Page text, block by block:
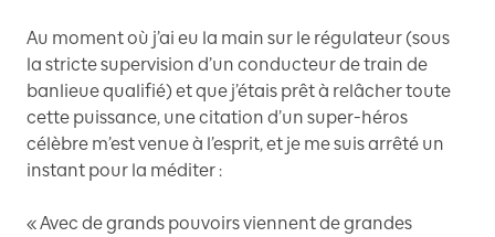
Au moment où j’ai eu la main sur le régulateur (sous
la stricte supervision d’un conducteur de train de
banlieue qualifié) et que j’étais prêt à relâcher toute
cette puissance, une citation d’un super-héros
célèbre m’est venue à l’esprit, et je me suis arrêté un
instant pour la méditer :
« Avec de grands pouvoirs viennent de grandes